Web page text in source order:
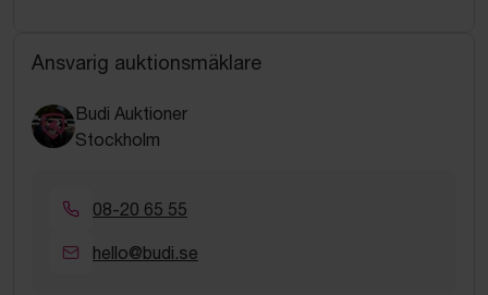
Ansvarig auktionsmäklare
Budi Auktioner
Stockholm
08-20 65 55
hello@budi.se